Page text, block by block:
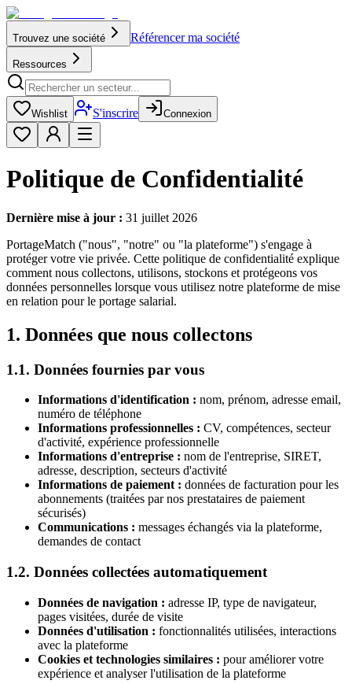
Trouvez une société Référencer ma société
Ressources
Wishlist S'inscrire Connexion
Politique de Confidentialité
Dernière mise à jour : 31 juillet 2026
PortageMatch ("nous", "notre" ou "la plateforme") s'engage à
protéger votre vie privée. Cette politique de confidentialité explique
comment nous collectons, utilisons, stockons et protégeons vos
données personnelles lorsque vous utilisez notre plateforme de mise
en relation pour le portage salarial.
1. Données que nous collectons
1.1. Données fournies par vous
Informations d'identification : nom, prénom, adresse email,
numéro de téléphone
Informations professionnelles : CV, compétences, secteur
d'activité, expérience professionnelle
Informations d'entreprise : nom de l'entreprise, SIRET,
adresse, description, secteurs d'activité
Informations de paiement : données de facturation pour les
abonnements (traitées par nos prestataires de paiement
sécurisés)
Communications : messages échangés via la plateforme,
demandes de contact
1.2. Données collectées automatiquement
Données de navigation : adresse IP, type de navigateur,
pages visitées, durée de visite
Données d'utilisation : fonctionnalités utilisées, interactions
avec la plateforme
Cookies et technologies similaires : pour améliorer votre
expérience et analyser l'utilisation de la plateforme